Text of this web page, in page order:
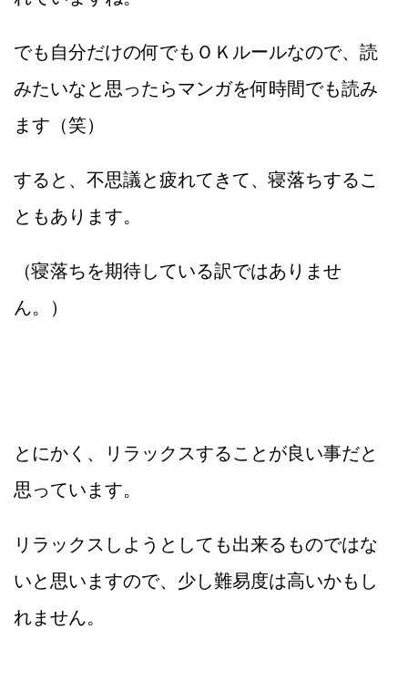
でも自分だけの何でもＯＫルールなので、読
みたいなと思ったらマンガを何時間でも読み
ます（笑）
すると、不思議と疲れてきて、寝落ちするこ
ともあります。
（寝落ちを期待している訳ではありませ
ん。）
とにかく、リラックスすることが良い事だと
思っています。
リラックスしようとしても出来るものではな
いと思いますので、少し難易度は高いかもし
れません。